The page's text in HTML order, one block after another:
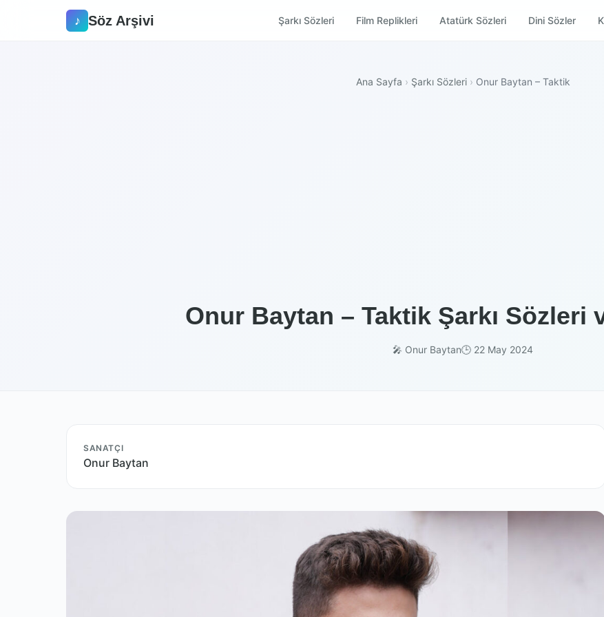
♪ Söz Arşivi Şarkı Sözleri Film Replikleri Atatürk Sözleri Dini Sözler
Ana Sayfa › Şarkı Sözleri › Onur Baytan – Taktik
Onur Baytan – Taktik Şarkı Sözleri
🎤 Onur Baytan🕒 22 May 2024
SANATÇI
Onur Baytan